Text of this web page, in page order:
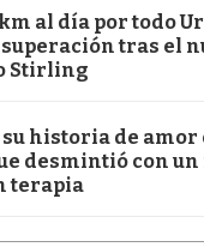
al día por todo
tras el
Stirling
historia de amor
desmintió con un
terapia